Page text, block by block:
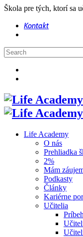
Škola pre tých, ktorí sa
Kontakt
Life Academy
O nás
Prehliadka
2%
Mám
Podkasty
Články
Kariérne
Učitelia